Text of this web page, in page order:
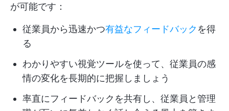
が可能です：
従業員から迅速かつ有益なフィードバック を得
る
わかりやすい視覚ツールを使って、従業員の感
情の変化を長期的に把握しましょう
率直にフィードバックを共有し、従業員と管理